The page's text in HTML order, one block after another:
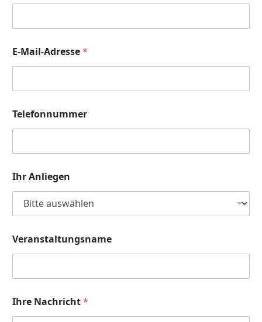
E-Mail-Adresse*
Telefonnummer
Ihr Anliegen
Veranstaltungsname
S
G
Ihre Nachricht*